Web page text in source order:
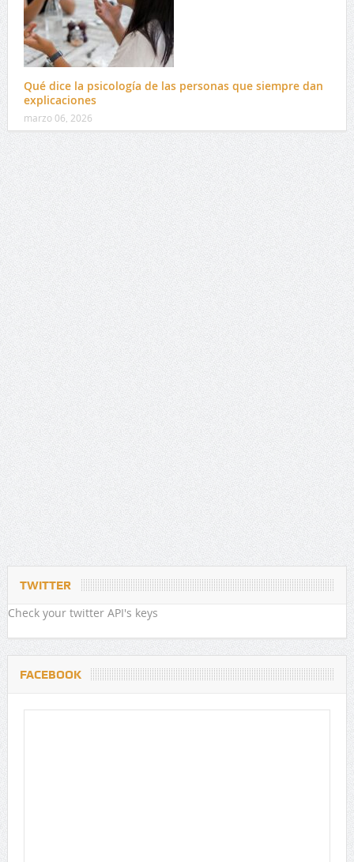
Qué dice la psicología de las personas que siempre dan
explicaciones
marzo 06, 2026
TWITTER
Check your twitter API's keys
FACEBOOK